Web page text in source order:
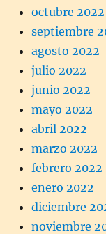
octubre 2022
septiembre
agosto 2022
julio 2022
junio 2022
mayo 2022
abril 2022
marzo 2022
febrero 2022
enero 2022
diciembre
noviembre